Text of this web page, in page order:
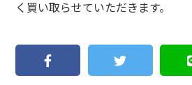
く買い取らせていただきます。